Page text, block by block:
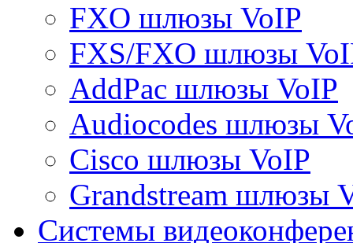
FXO шлюзы VoIP
FXS/FXO шлюзы
AddPac шлюзы VoIP
Audiocodes шлюзы
Cisco шлюзы VoIP
Grandstream шлюзы
Системы